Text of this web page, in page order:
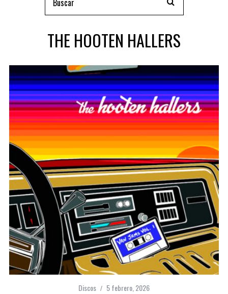
THE HOOTEN HALLERS
Discos 5 febrero, 2026